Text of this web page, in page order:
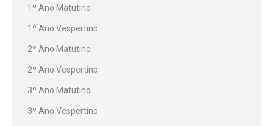
1º Ano Matutino
1º Ano Vespertino
2º Ano Matutino
2º Ano Vespertino
3º Ano Matutino
3º Ano Vespertino